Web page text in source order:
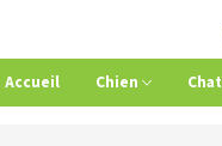
Accueil Chien Chat